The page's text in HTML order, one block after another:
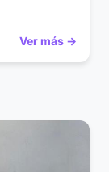
Ver más →